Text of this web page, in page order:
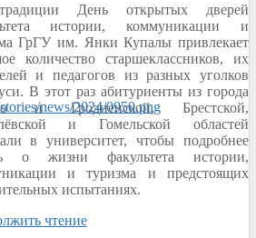
День открытых дверей
истории, коммуникации и
ГрГУ им. Янки Купалы привлекает
количество старшеклассников, их
и педагогов из разных уголков
В этот раз абитуриенты из города
и Гродненской, Брестской,
и Гомельской областей
в университет, чтобы подробнее
о жизни факультета истории,
и туризма и предстоящих
испытаниях.
чтение